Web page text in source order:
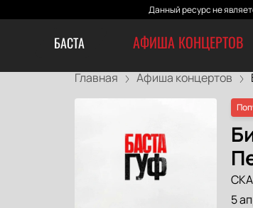
Данный ресурс не
БАСТА АФИША КОНЦЕРТОВ
Главная Афиша концертов
5